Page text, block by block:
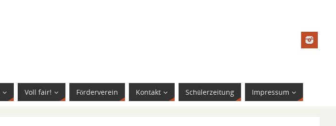
Voll fair! Förderverein Kontakt Schülerzeitung Impressum